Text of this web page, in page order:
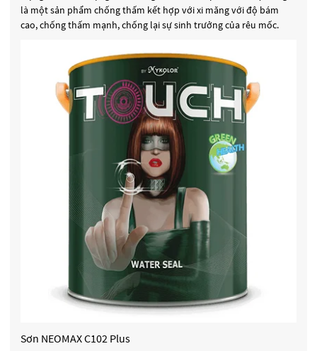
là một sản phẩm chống thấm kết hợp với xi măng với độ bám
cao, chống thấm mạnh, chống lại sự sinh trưởng của rêu mốc.
Sơn NEOMAX C102 Plus